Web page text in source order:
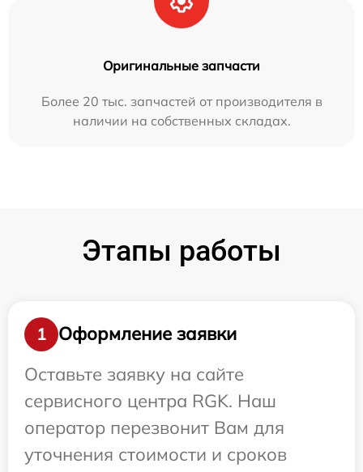
Оригинальные запчасти
Более 20 тыс. запчастей от производителя в
наличии на собственных складах.
Этапы работы
1
Оформление заявки
Оставьте заявку на сайте
сервисного центра RGK. Наш
оператор перезвонит Вам для
уточнения стоимости и сроков